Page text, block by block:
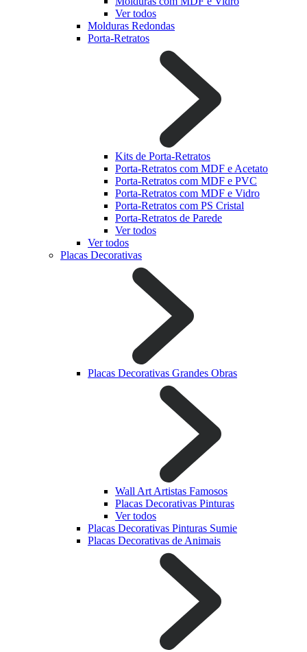
Ver todos
Molduras Redondas
Porta-Retratos
Kits de Porta-Retratos
Porta-Retratos com MDF e Acetato
Porta-Retratos com MDF e PVC
Porta-Retratos com MDF e Vidro
Porta-Retratos com PS Cristal
Porta-Retratos de Parede
Ver todos
Ver todos
Placas Decorativas
Placas Decorativas Grandes Obras
Wall Art Artistas Famosos
Placas Decorativas Pinturas
Ver todos
Placas Decorativas Pinturas Sumie
Placas Decorativas de Animais